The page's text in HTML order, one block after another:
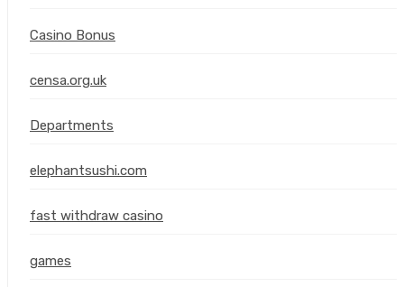
Casino Bonus
censa.org.uk
Departments
elephantsushi.com
fast withdraw casino
games